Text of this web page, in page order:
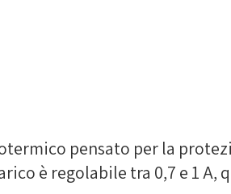
pensato per la
è regolabile tra 0,7 e 1